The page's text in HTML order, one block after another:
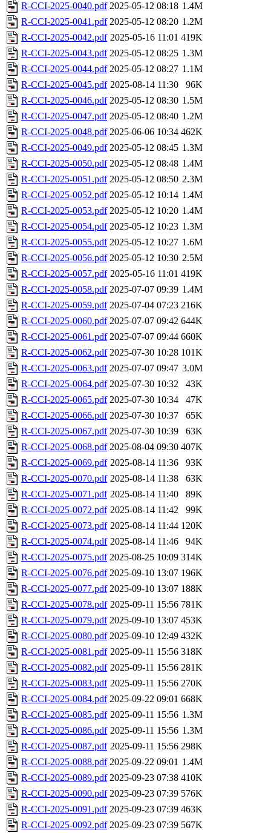
R-CCI-2025-0040.pdf 2025-05-12 08:18 1.4M
R-CCI-2025-0041.pdf 2025-05-12 08:20 1.2M
R-CCI-2025-0042.pdf 2025-05-16 11:01 419K
R-CCI-2025-0043.pdf 2025-05-12 08:25 1.3M
R-CCI-2025-0044.pdf 2025-05-12 08:27 1.1M
R-CCI-2025-0045.pdf 2025-08-14 11:30
96K
R-CCI-2025-0046.pdf 2025-05-12 08:30 1.5M
R-CCI-2025-0047.pdf 2025-05-12 08:40 1.2M
R-CCI-2025-0048.pdf 2025-06-06 10:34 462K
R-CCI-2025-0049.pdf 2025-05-12 08:45 1.3M
R-CCI-2025-0050.pdf 2025-05-12 08:48 1.4M
R-CCI-2025-0051.pdf 2025-05-12 08:50 2.3M
R-CCI-2025-0052.pdf 2025-05-12 10:14 1.4M
R-CCI-2025-0053.pdf 2025-05-12 10:20 1.4M
R-CCI-2025-0054.pdf 2025-05-12 10:23 1.3M
R-CCI-2025-0055.pdf 2025-05-12 10:27 1.6M
R-CCI-2025-0056.pdf 2025-05-12 10:30 2.5M
R-CCI-2025-0057.pdf 2025-05-16 11:01 419K
R-CCI-2025-0058.pdf 2025-07-07 09:39 1.4M
R-CCI-2025-0059.pdf 2025-07-04 07:23 216K
R-CCI-2025-0060.pdf 2025-07-07 09:42 644K
R-CCI-2025-0061.pdf 2025-07-07 09:44 660K
R-CCI-2025-0062.pdf 2025-07-30 10:28 101K
R-CCI-2025-0063.pdf 2025-07-07 09:47 3.0M
R-CCI-2025-0064.pdf 2025-07-30 10:32
43K
R-CCI-2025-0065.pdf 2025-07-30 10:34
47K
R-CCI-2025-0066.pdf 2025-07-30 10:37
65K
R-CCI-2025-0067.pdf 2025-07-30 10:39
63K
R-CCI-2025-0068.pdf 2025-08-04 09:30 407K
R-CCI-2025-0069.pdf 2025-08-14 11:36
93K
R-CCI-2025-0070.pdf 2025-08-14 11:38
63K
R-CCI-2025-0071.pdf 2025-08-14 11:40
89K
R-CCI-2025-0072.pdf 2025-08-14 11:42
99K
R-CCI-2025-0073.pdf 2025-08-14 11:44 120K
R-CCI-2025-0074.pdf 2025-08-14 11:46
94K
R-CCI-2025-0075.pdf 2025-08-25 10:09 314K
R-CCI-2025-0076.pdf 2025-09-10 13:07 196K
R-CCI-2025-0077.pdf 2025-09-10 13:07 188K
R-CCI-2025-0078.pdf 2025-09-11 15:56 781K
R-CCI-2025-0079.pdf 2025-09-10 13:07 453K
R-CCI-2025-0080.pdf 2025-09-10 12:49 432K
R-CCI-2025-0081.pdf 2025-09-11 15:56 318K
R-CCI-2025-0082.pdf 2025-09-11 15:56 281K
R-CCI-2025-0083.pdf 2025-09-11 15:56 270K
R-CCI-2025-0084.pdf 2025-09-22 09:01 668K
R-CCI-2025-0085.pdf 2025-09-11 15:56 1.3M
R-CCI-2025-0086.pdf 2025-09-11 15:56 1.3M
R-CCI-2025-0087.pdf 2025-09-11 15:56 298K
R-CCI-2025-0088.pdf 2025-09-22 09:01 1.4M
R-CCI-2025-0089.pdf 2025-09-23 07:38 410K
R-CCI-2025-0090.pdf 2025-09-23 07:39 576K
R-CCI-2025-0091.pdf 2025-09-23 07:39 463K
R-CCI-2025-0092.pdf 2025-09-23 07:39 567K